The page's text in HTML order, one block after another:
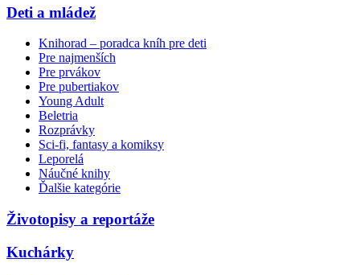
Deti a mládež
Knihorad – poradca kníh pre deti
Pre najmenších
Pre prvákov
Pre pubertiakov
Young Adult
Beletria
Rozprávky
Sci-fi, fantasy a komiksy
Leporelá
Náučné knihy
Ďalšie kategórie
Životopisy a reportáže
Kuchárky